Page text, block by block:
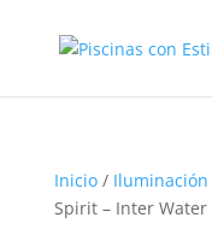
Inicio/ Iluminación
Spirit – Inter Water